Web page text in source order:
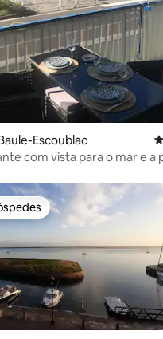
Escoublac
com vista para o mar e a
dos hóspedes